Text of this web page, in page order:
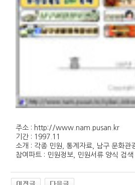
주소 : http://www.nam.pusan.kr
기간 : 1997.11
소개 : 각종 민원, 통계자료, 남구 문화관
참여파트 : 민원정보, 민원서류 양식 검